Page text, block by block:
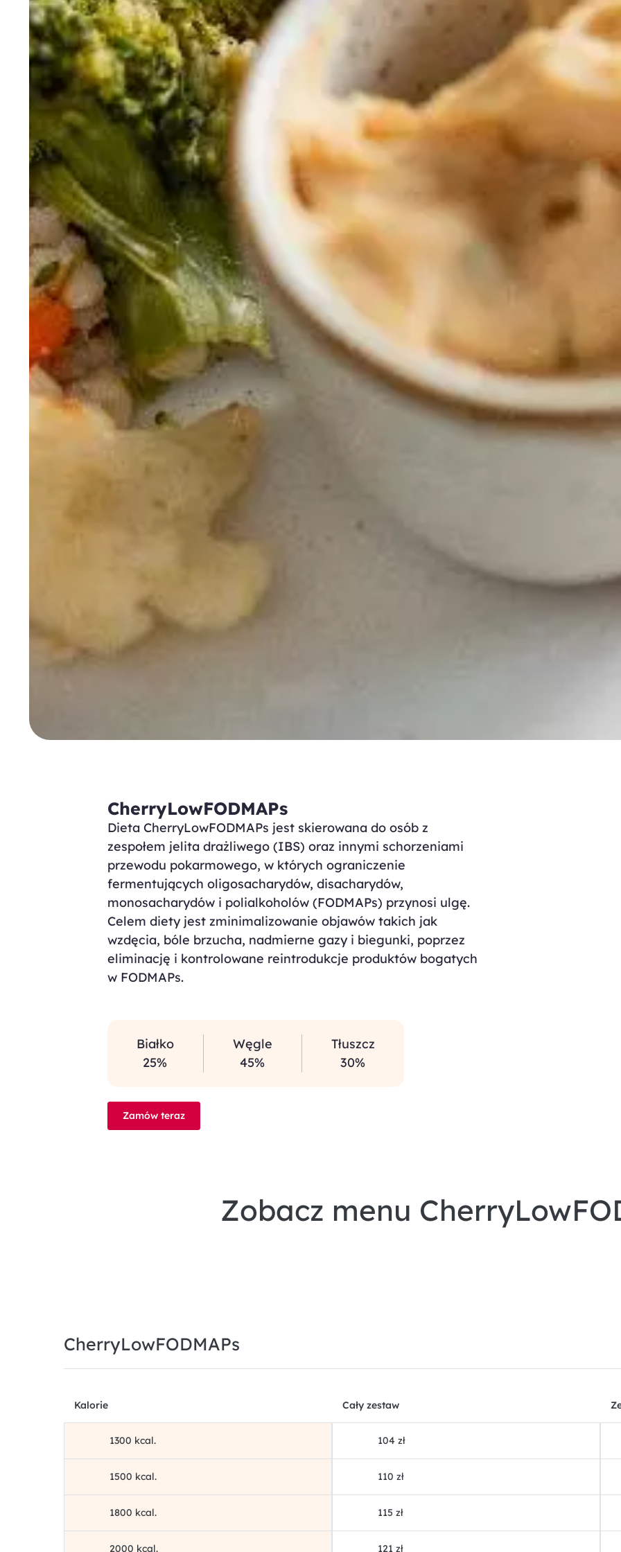
CherryLowFODMAPs
Dieta CherryLowFODMAPs jest skierowana do osób z
zespołem jelita drażliwego (IBS) oraz innymi schorzeniami
przewodu pokarmowego, w których ograniczenie
fermentujących oligosacharydów, disacharydów,
monosacharydów i polialkoholów (FODMAPs) przynosi ulgę.
Celem diety jest zminimalizowanie objawów takich jak
wzdęcia, bóle brzucha, nadmierne gazy i biegunki, poprzez
eliminację i kontrolowane reintrodukcje produktów bogatych
w FODMAPs.
Białko
25%
Węgle
45%
Tłuszcz
30%
Zamów teraz
Zobacz menu
CherryLowFODMAPs
Kalorie Cały zestaw
1300 kcal. 104 zł
1500 kcal. 110 zł
1800 kcal. 115 zł
2000 kcal. 121 zł